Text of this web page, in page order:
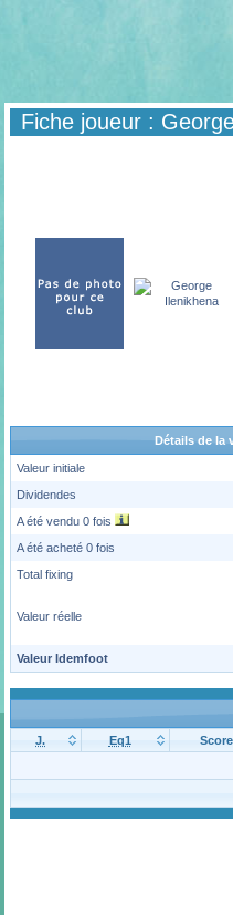
Fiche joueur :
Détails de la
Valeur initiale
Dividendes
A été vendu 0 fois
A été acheté 0 fois
Total fixing
Valeur réelle
Valeur Idemfoot
J.
Eq1 Score